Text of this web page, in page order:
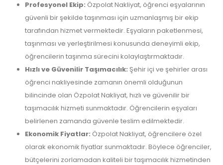
Profesyonel Ekip: Özpolat Nakliyat, öğrenci eşyalarının
güvenli bir şekilde taşınması için uzmanlaşmış bir ekip
tarafından hizmet vermektedir. Eşyaların paketlenmesi,
taşınması ve yerleştirilmesi konusunda deneyimli ekip,
öğrencilerin taşınma sürecini kolaylaştırmaktadır.
Hızlı ve Güvenilir Taşımacılık: Şehir içi ve şehirler arası
öğrenci nakliyesinde zamanın önemli olduğunun
bilincinde olan Özpolat Nakliyat, hızlı ve güvenilir bir
taşımacılık hizmeti sunmaktadır. Öğrencilerin eşyaları
belirlenen zamanda güvenle teslim edilmektedir.
Ekonomik Fiyatlar: Özpolat Nakliyat, öğrencilere özel
olarak ekonomik fiyatlar sunmaktadır. Böylece öğrenciler,
bütçelerini zorlamadan kaliteli bir taşımacılık hizmetinden